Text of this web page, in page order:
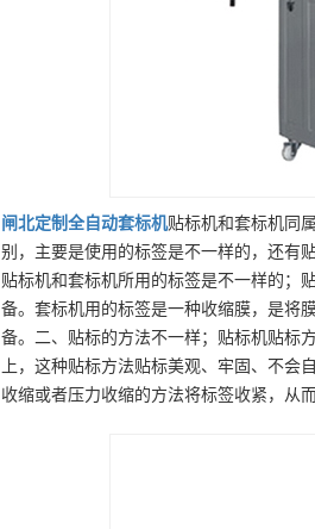
闸北定制 全自动套标机贴标机和套标机同
别，主要是使用的标签是不一样的，还有
贴标机和套标机所用的标签是不一样的；
备。套标机用的标签是一种收缩膜，是将
备。二、贴标的方法不一样；贴标机贴标
上，这种贴标方法贴标美观、牢固、不
收缩或者压力收缩的方法将标签收紧，从